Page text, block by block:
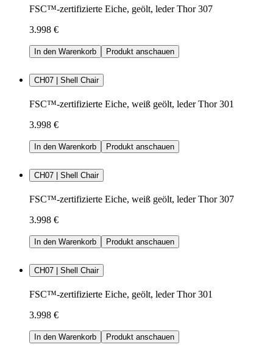
FSC™-zertifizierte Eiche, geölt, leder Thor 307
3.998 €
In den Warenkorb Produkt anschauen
CH07 | Shell Chair
FSC™-zertifizierte Eiche, weiß geölt, leder Thor 301
3.998 €
In den Warenkorb Produkt anschauen
CH07 | Shell Chair
FSC™-zertifizierte Eiche, weiß geölt, leder Thor 307
3.998 €
In den Warenkorb Produkt anschauen
CH07 | Shell Chair
FSC™-zertifizierte Eiche, geölt, leder Thor 301
3.998 €
In den Warenkorb Produkt anschauen